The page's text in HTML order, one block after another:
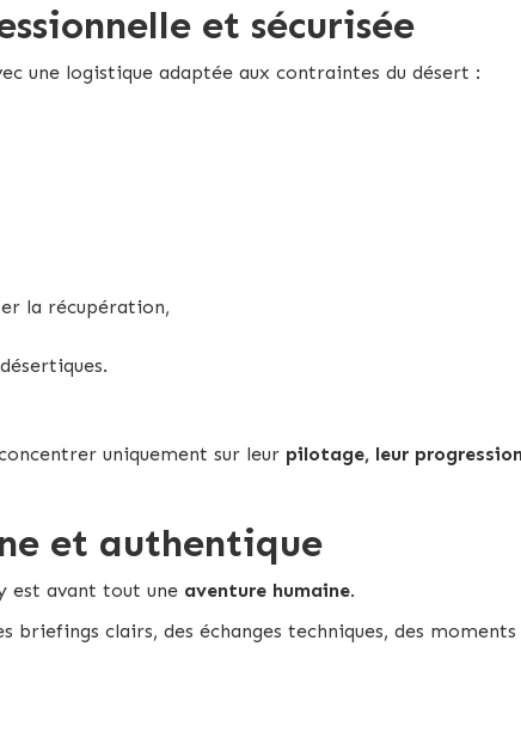
et sécurisée
une logistique adaptée aux contraintes du désert :
la récupération,
uniquement sur leur pilotage, leur
et authentique
est avant tout une aventure humaine.
briefings clairs, des échanges techniques, des